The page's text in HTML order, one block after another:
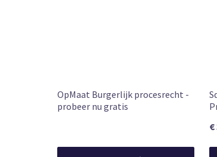
OpMaat Burgerlijk procesrecht -
probeer nu gratis
€